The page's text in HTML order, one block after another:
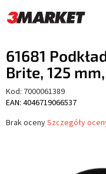
do
treści
61681
Brite, 125
Kod: 7000061389
EAN: 4046719066537
Średnia
Brak ocenySzczegóły